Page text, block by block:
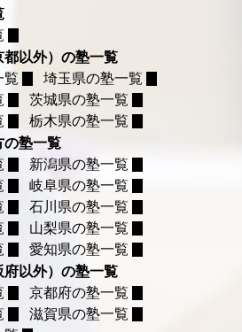
都以外）の塾一覧
覧
埼玉県の塾一覧
茨城県の塾一覧
栃木県の塾一覧
の塾一覧
新潟県の塾一覧
岐阜県の塾一覧
石川県の塾一覧
山梨県の塾一覧
愛知県の塾一覧
以外）の塾一覧
京都府の塾一覧
滋賀県の塾一覧